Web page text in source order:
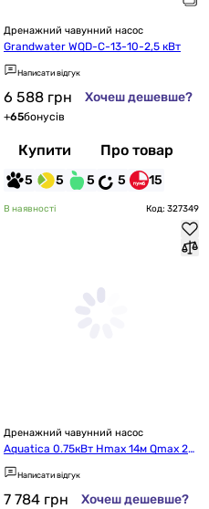
Дренажний чавунний насос
Grandwater WQD-C-13-10-2,5 кВт
Написати відгук
6 588 грн Хочеш дешевше?
+65бонусів
Купити Про товар
5 5 5 5 15
В наявності Код: 327349
Дренажний чавунний насос
Aquatica 0.75кВт Hmax 14м Qmax 27
5л/хв (773412)
Написати відгук
7 784 грн Хочеш дешевше?